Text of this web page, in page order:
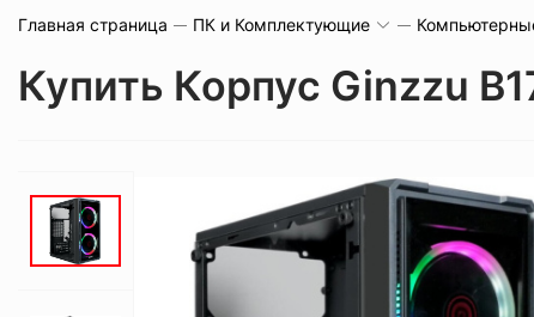
Главная страница ПК и Комплектующие
Купить Корпус Ginzzu